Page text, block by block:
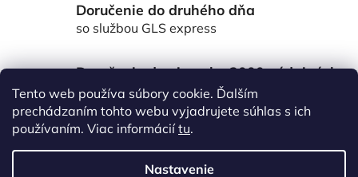
Tento web používa súbory cookie. Ďalším
prechádzaním tohto webu vyjadrujete súhlas s ich
používaním. Viac informáciítu.
Nastavenie
á
d
c
e
p
r
v
k
Doručenie do druhého dňa
so službou GLS express
Doručenie do viac ako 3000 výdajných
miest Packeta
po celom Slovensku